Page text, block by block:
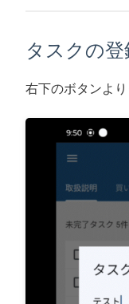
タスクの登
右下のボタンより